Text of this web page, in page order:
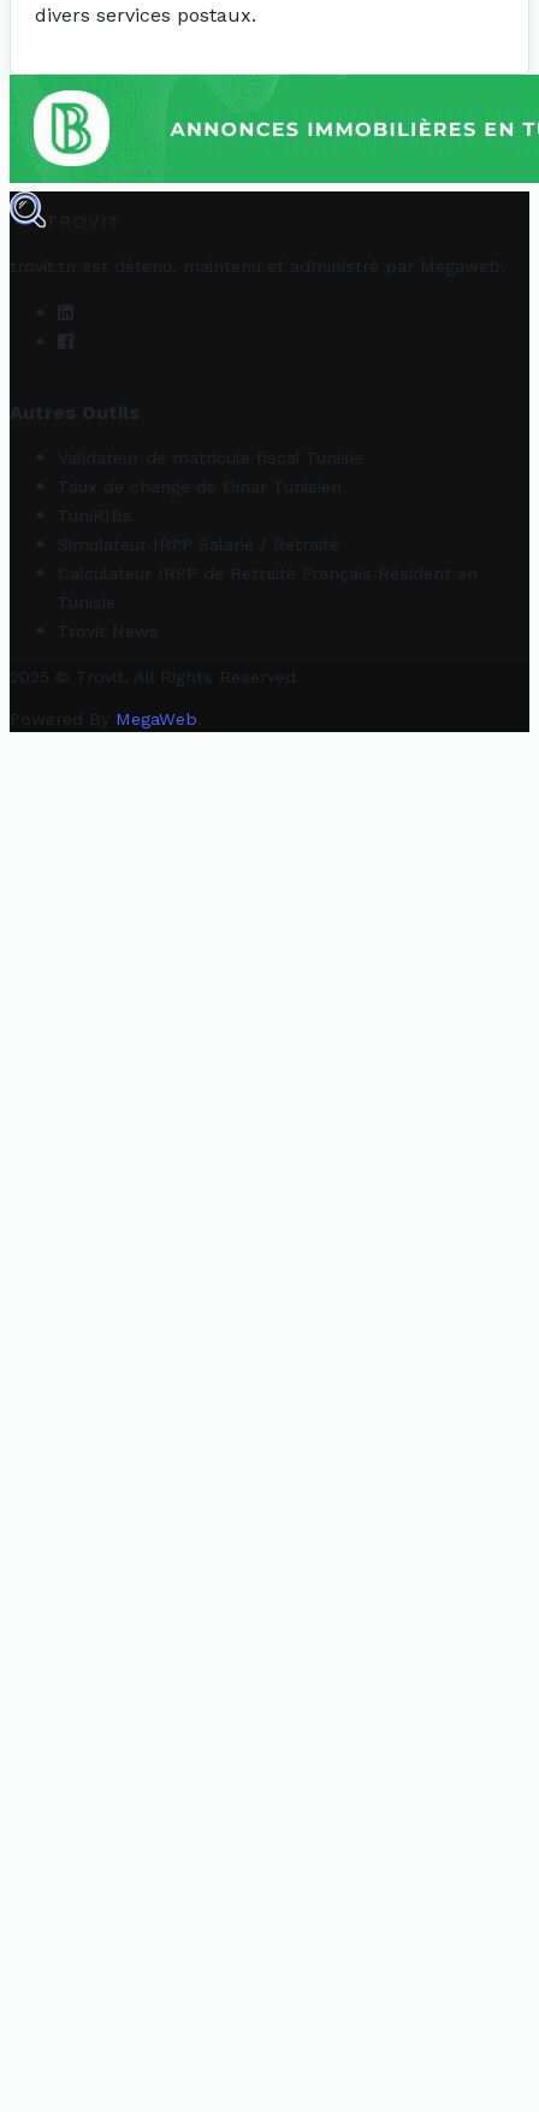
divers services postaux.
TROVIT
trovit.tn est détenu, maintenu et administré par Megaweb
Autres Outils
Validateur de matricule fiscal Tunisie
Taux de change de Dinar Tunisien
TuniRIBs
Simulateur IRPP Salarié / Retraité
Calculateur IRPP de Retraité Français Résident en
Tunisie
Trovit News
2025 © Trovit. All Rights Reserved.
Powered By MegaWeb